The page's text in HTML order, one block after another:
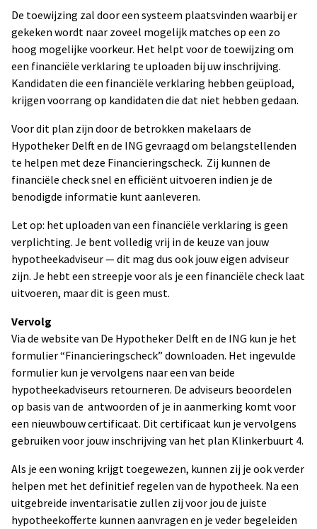
De toewijzing zal door een systeem plaatsvinden waarbij er
gekeken wordt naar zoveel mogelijk matches op een zo
hoog mogelijke voorkeur. Het helpt voor de toewijzing om
een financiële verklaring te uploaden bij uw inschrijving.
Kandidaten die een financiële verklaring hebben geüpload,
krijgen voorrang op kandidaten die dat niet hebben gedaan.
Voor dit plan zijn door de betrokken makelaars de
Hypotheker Delft en de ING gevraagd om belangstellenden
te helpen met deze Financieringscheck. Zij kunnen de
financiële check snel en efficiënt uitvoeren indien je de
benodigde informatie kunt aanleveren.
Let op: het uploaden van een financiële verklaring is geen
verplichting. Je bent volledig vrij in de keuze van jouw
hypotheekadviseur — dit mag dus ook jouw eigen adviseur
zijn. Je hebt een streepje voor als je een financiële check laat
uitvoeren, maar dit is geen must.
Vervolg
Via de website van De Hypotheker Delft en de ING kun je het
formulier “Financieringscheck” downloaden. Het ingevulde
formulier kun je vervolgens naar een van beide
hypotheekadviseurs retourneren. De adviseurs beoordelen
op basis van de antwoorden of je in aanmerking komt voor
een nieuwbouw certificaat. Dit certificaat kun je vervolgens
gebruiken voor jouw inschrijving van het plan Klinkerbuurt 4.
Als je een woning krijgt toegewezen, kunnen zij je ook verder
helpen met het definitief regelen van de hypotheek. Na een
uitgebreide inventarisatie zullen zij voor jou de juiste
hypotheekofferte kunnen aanvragen en je veder begeleiden